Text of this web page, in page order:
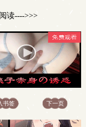
读---->>>
书签 下一页